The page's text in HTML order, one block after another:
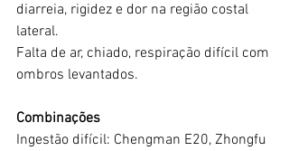
diarreia, rigidez e dor na região costal
lateral.
Falta de ar, chiado, respiração difícil com
ombros levantados.
Combinações
Ingestão difícil: Chengman E20, Zhongfu